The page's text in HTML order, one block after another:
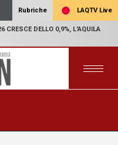
Rubriche LAQTV Live
CRESCE DELLO 0,9%, L'AQUILA